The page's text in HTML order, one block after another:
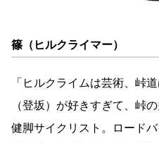
篠（ヒルクライマー）
「ヒルクライムは芸術、峠
（登坂）が好きすぎて、峠
健脚サイクリスト。ロード